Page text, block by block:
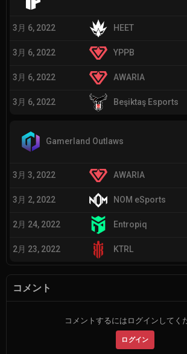
3月 6, 2022 HEET
3月 6, 2022 YPPB
3月 6, 2022 AWARIA
3月 6, 2022 Beşiktaş Esports
Gamerland Outlaws
3月 3, 2022 AWARIA
3月 2, 2022 NOM eSports
2月 24, 2022 Entropiq
2月 23, 2022 KTRL
コメント
コメントするにはログインしてく
ログイン